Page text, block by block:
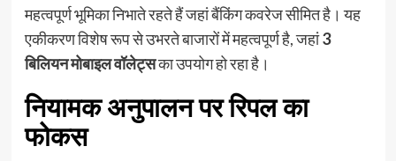
महत्वपूर्ण भूमिका निभाते रहते हैं जहां बैंकिंग कवरेज सीमित है। यह
एकीकरण विशेष रूप से उभरते बाजारों में महत्वपूर्ण है, जहां3
बिलियन मोबाइल वॉलेट्सका उपयोग हो रहा है।
नियामक अनुपालन पर रिपल का
फोकस